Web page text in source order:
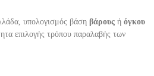
υπολογισμός βάση βάρους ή όγκου
επιλογής τρόπου παραλαβής των